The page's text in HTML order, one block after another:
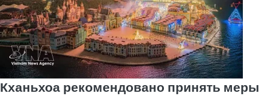
Кханьхоа рекомендовано принять меры